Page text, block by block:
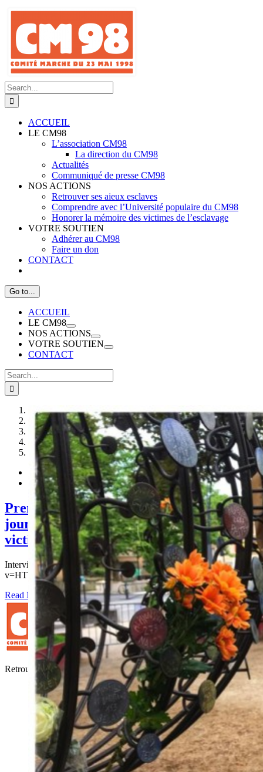
Skip
content
Search
for:
ACCUEIL
LE CM98
L’association CM98
La direction du CM98
Actualités
Communiqué de presse CM98
NOS ACTIONS
Retrouver ses aieux esclaves
Comprendre avec l’Université populaire du CM98
Honorer la mémoire des victimes de l’esclavage
VOTRE SOUTIEN
Adhérer au CM98
Faire un don
CONTACT
Go to...
ACCUEIL
LE CM98
NOS ACTIONS
VOTRE SOUTIEN
CONTACT
Search
for:
Premières images et vidéos 23 mai 2020 :
journée nationale en hommage aux
victimes de l’esclavage colonial
Interviews par Outre-mer news https://www.youtube.com/watch?
v=HTbIeZiyTBQ&feature=youtu.be Concert Limyè
Read More
Retrouver, Comprendre, Honorer